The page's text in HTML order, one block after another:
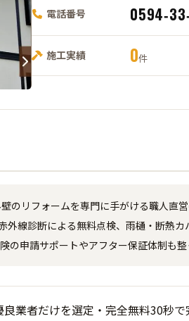
電話番号
施工実績 0件
リフォームを専門に手がける職人直
線診断による無料点検、雨樋・断熱
申請サポートやアフター保証体制も整